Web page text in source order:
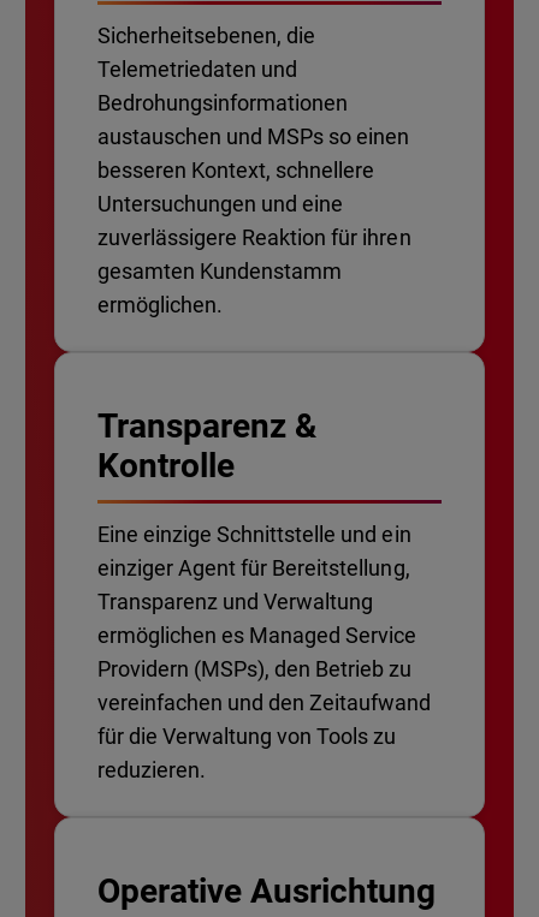
Sicherheitsebenen, die
Telemetriedaten und
Bedrohungsinformationen
austauschen und MSPs so einen
besseren Kontext, schnellere
Untersuchungen und eine
zuverlässigere Reaktion für ihren
gesamten Kundenstamm
ermöglichen.
Transparenz &
Kontrolle
Eine einzige Schnittstelle und ein
einziger Agent für Bereitstellung,
Transparenz und Verwaltung
ermöglichen es Managed Service
Providern (MSPs), den Betrieb zu
vereinfachen und den Zeitaufwand
für die Verwaltung von Tools zu
reduzieren.
Operative Ausrichtung